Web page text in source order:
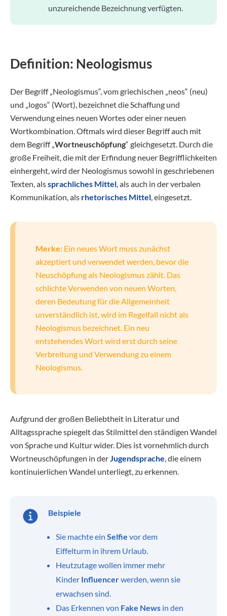
unzureichende Bezeichnung verfügten.
Definition: Neologismus
Der Begriff „Neologismus“, vom griechischen „neos“ (neu)
und „logos“ (Wort), bezeichnet die Schaffung und
Verwendung eines neuen Wortes oder einer neuen
Wortkombination. Oftmals wird dieser Begriff auch mit
dem Begriff „Wortneuschöpfung“ gleichgesetzt. Durch die
große Freiheit, die mit der Erfindung neuer Begrifflichkeiten
einhergeht, wird der Neologismus sowohl in geschriebenen
Texten, alssprachliches Mittel, als auch in der verbalen
Kommunikation, als rhetorisches Mittel, eingesetzt.
Merke: Ein neues Wort muss zunächst
akzeptiert und verwendet werden, bevor die
Neuschöpfung als Neologismus zählt. Das
schlichte Verwenden von neuen Worten,
deren Bedeutung für die Allgemeinheit
unverständlich ist, wird im Regelfall nicht als
Neologismus bezeichnet. Ein neu
entstehendes Wort wird erst durch seine
Verbreitung und Verwendung zu einem
Neologismus.
Aufgrund der großen Beliebtheit in Literatur und
Alltagssprache spiegelt das Stilmittel den ständigen Wandel
von Sprache und Kultur wider. Dies ist vornehmlich durch
Wortneuschöpfungen in derJugendsprache, die einem
kontinuierlichen Wandel unterliegt, zu erkennen.
Beispiele
Sie machte ein Selfie vor dem
Eiffelturm in ihrem Urlaub.
Heutzutage wollen immer mehr
Kinder Influencerwerden, wenn sie
erwachsen sind.
Das Erkennen von Fake News in den